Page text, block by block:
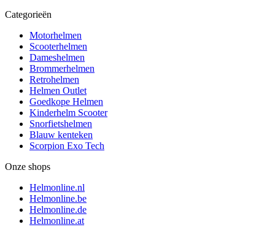
Categorieën
Motorhelmen
Scooterhelmen
Dameshelmen
Brommerhelmen
Retrohelmen
Helmen Outlet
Goedkope Helmen
Kinderhelm Scooter
Snorfietshelmen
Blauw kenteken
Scorpion Exo Tech
Onze shops
Helmonline.nl
Helmonline.be
Helmonline.de
Helmonline.at